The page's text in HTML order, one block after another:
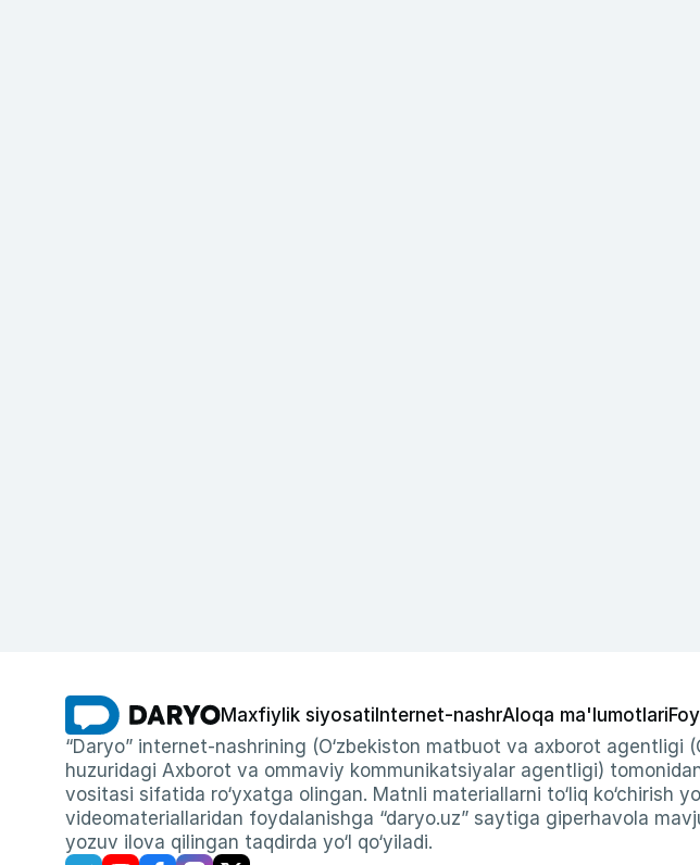
Maxfiylik siyosati Internet-nashrAloqa ma'lumotlari
“Daryo” internet-nashrining (O‘zbekiston matbuot va axborot agentligi
huzuridagi Axborot va ommaviy kommunikatsiyalar agentligi)
vositasi sifatida ro‘yxatga olingan. Matnli materiallarni to‘liq
videomateriallaridan foydalanishga “daryo.uz” saytiga giperhavola
yozuv ilova qilingan taqdirda yo‘l qo‘yiladi.